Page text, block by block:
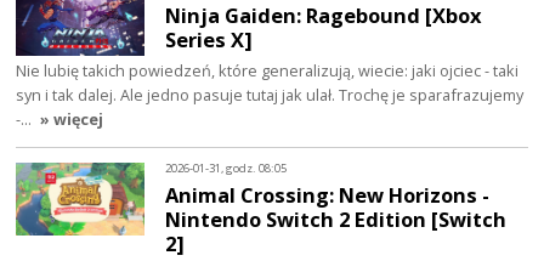
Ninja Gaiden: Ragebound [Xbox
Series X]
Nie lubię takich powiedzeń, które generalizują, wiecie: jaki ojciec - taki
syn i tak dalej. Ale jedno pasuje tutaj jak ulał. Trochę je sparafrazujemy
-… » więcej
2026-01-31, godz. 08:05
Animal Crossing: New Horizons -
Nintendo Switch 2 Edition [Switch
2]